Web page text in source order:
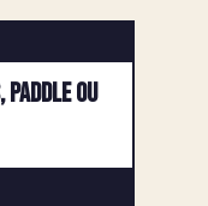
paddle ou